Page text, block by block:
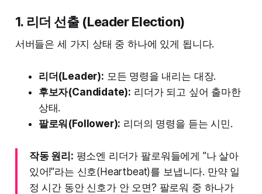
1. 리더 선출 (Leader Election)
서버들은 세 가지 상태 중 하나에 있게 됩니다.
리더(Leader): 모든 명령을 내리는 대장.
후보자(Candidate): 리더가 되고 싶어 출마한
상태.
팔로워(Follower): 리더의 명령을 듣는 시민.
작동 원리: 평소엔 리더가 팔로워들에게 "나 살아
있어!"라는 신호(Heartbeat)를 보냅니다. 만약 일
정 시간 동안 신호가 안 오면? 팔로워 중 하나가